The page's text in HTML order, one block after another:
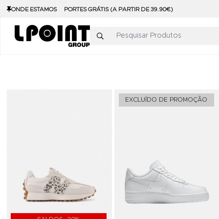
ONDE ESTAMOS PORTES GRÁTIS (A PARTIR DE 39.90€)
Pesquisar Produtos
Adicionar aos Favoritos
EXCLUÍDO DE PROMOÇÃO